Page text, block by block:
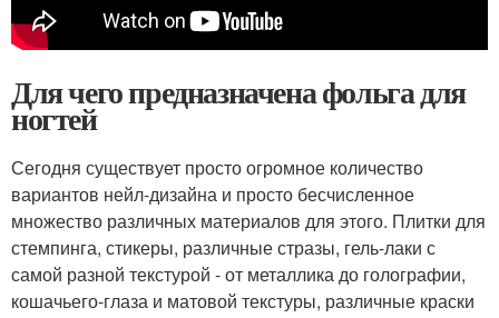
Для чего предназначена фольга для
ногтей
Сегодня существует просто огромное количество
вариантов нейл-дизайна и просто бесчисленное
множество различных материалов для этого. Плитки для
стемпинга, стикеры, различные стразы, гель-лаки с
самой разной текстурой - от металлика до голографии,
кошачьего-глаза и матовой текстуры, различные краски